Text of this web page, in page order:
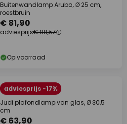
Buitenwandlamp Aruba, Ø 25 cm,
roestbruin
€ 81,90
adviesprijs€ 98,57
Op voorraad
adviesprijs -17%
Judi plafondlamp van glas, Ø 30,5
cm
€ 63,90